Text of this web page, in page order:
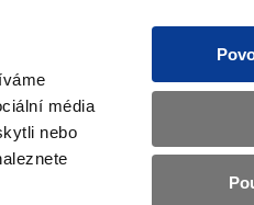
média
nebo